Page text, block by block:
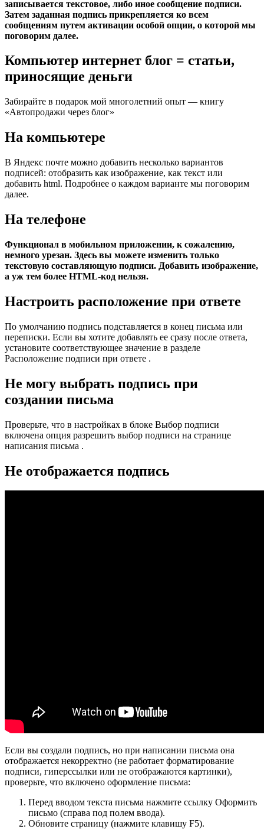
записывается текстовое, либо иное сообщение подписи.
Затем заданная подпись прикрепляется ко всем
сообщениям путем активации особой опции, о которой мы
поговорим далее.
Компьютер интернет блог = статьи,
приносящие деньги
Забирайте в подарок мой многолетний опыт — книгу
«Автопродажи через блог»
На компьютере
В Яндекс почте можно добавить несколько вариантов
подписей: отобразить как изображение, как текст или
добавить html. Подробнее о каждом варианте мы поговорим
далее.
На телефоне
Функционал в мобильном приложении, к сожалению,
немного урезан. Здесь вы можете изменить только
текстовую составляющую подписи. Добавить изображение,
а уж тем более HTML-код нельзя.
Настроить расположение при ответе
По умолчанию подпись подставляется в конец письма или
переписки. Если вы хотите добавлять ее сразу после ответа,
установите соответствующее значение в разделе
Расположение подписи при ответе .
Не могу выбрать подпись при
создании письма
Проверьте, что в настройках в блоке Выбор подписи
включена опция разрешить выбор подписи на странице
написания письма .
Не отображается подпись
Если вы создали подпись, но при написании письма она
отображается некорректно (не работает форматирование
подписи, гиперссылки или не отображаются картинки),
проверьте, что включено оформление письма:
Перед вводом текста письма нажмите ссылку Оформить
письмо (справа под полем ввода).
Обновите страницу (нажмите клавишу F5).